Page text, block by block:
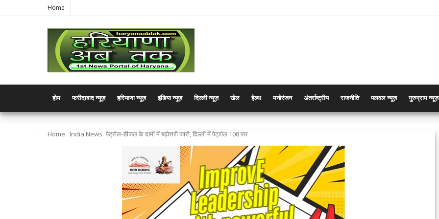
Home
होम फरीदाबाद न्यूज़ हरियाणा न्यूज़ इंडिया न्यूज़ दिल्ली न्यूज़ खेल हेल्थ मनोरंजन अंतर्राष्ट्रीय राजनीति पलवल न्यूज़ गुरुग्राम न्यूज़
Home India News पेट्रोल-डीजल के दामों में बढ़ोत्तरी जारी, दिल्ली में पेट्रोल 108 पार